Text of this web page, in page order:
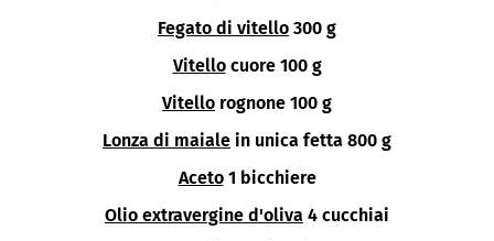
Fegato di vitello 300 g
Vitello cuore 100 g
Vitello rognone 100 g
Lonza di maiale in unica fetta 800 g
Aceto 1 bicchiere
Olio extravergine d'oliva 4 cucchiai